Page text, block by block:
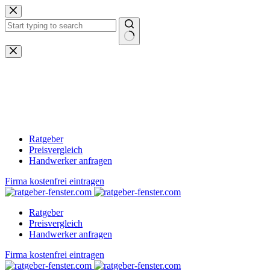
Zum
Inhalt
springen
Keine
Ergebnisse
Ratgeber
Preisvergleich
Handwerker anfragen
Firma kostenfrei eintragen
Ratgeber
Preisvergleich
Handwerker anfragen
Firma kostenfrei eintragen